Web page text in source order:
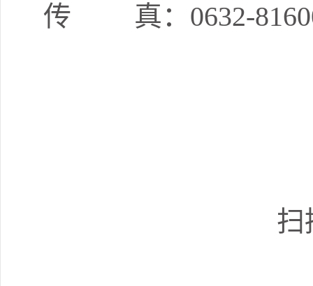
传 真：0632-
扫